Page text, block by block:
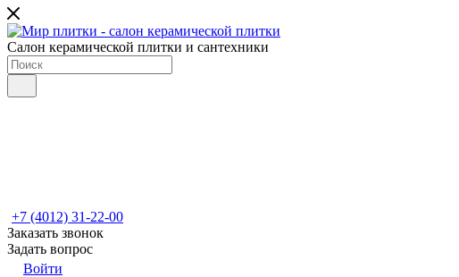
Салон керамической плитки и сантехники
+7 (4012) 31-22-00
Заказать звонок
Задать вопрос
Войти